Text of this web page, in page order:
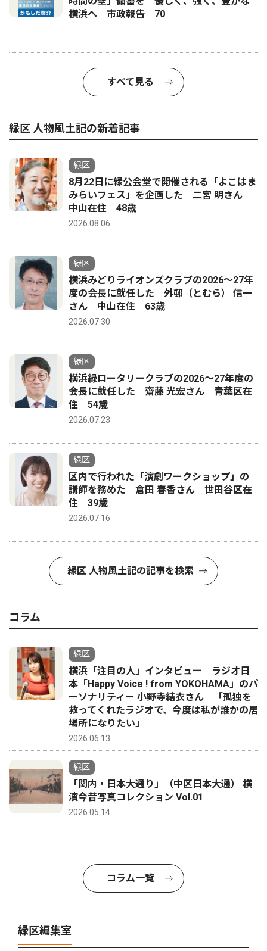
横浜へ 市政報告 70
すべて見る
緑区 人物風土記の新着記事
緑区
8月22日に緑公会堂で開催される「よこはま
みらいフェス」を企画した 二宮 明さん
中山在住 48歳
2026.08.06
緑区
横浜みどりライオンズクラブの2026〜27年
度の会長に就任した 外邨（とむら） 信一
さん 中山在住 63歳
2026.07.30
緑区
横浜緑ロータリークラブの2026〜27年度の
会長に就任した 齋藤 光宏さん 青葉区在
住 54歳
2026.07.23
緑区
区内で行われた「演劇ワークショップ」の
講師を務めた 倉田 春香さん 世田谷区在
住 39歳
2026.07.16
緑区 人物風土記の記事を検索
コラム
緑区
横浜「注目の人」インタビュー ラジオ日
本「Happy Voice ! from YOKOHAMA」のパ
ーソナリティー 小野寺結衣さん 「孤独を
救ってくれたラジオで、今度は私が誰かの居
場所になりたい」
2026.06.13
緑区
「関内・日本大通り」（中区日本大通） 横
濱今昔写真コレクション Vol.01
2026.05.14
コラム一覧
緑区編集室